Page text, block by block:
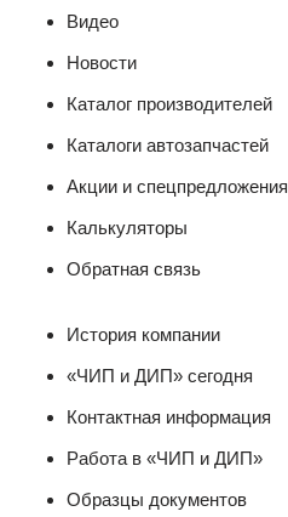
Видео
Новости
Каталог производителей
Каталоги автозапчастей
Акции и спецпредложения
Калькуляторы
Обратная связь
История компании
«ЧИП и ДИП» сегодня
Контактная информация
Работа в «ЧИП и ДИП»
Образцы документов